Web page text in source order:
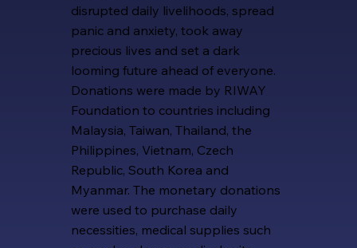
disrupted daily livelihoods, spread
panic and anxiety, took away
precious lives and set a dark
looming future ahead of everyone.
Donations were made by RIWAY
Foundation to countries including
Malaysia, Taiwan, Thailand, the
Philippines, Vietnam, Czech
Republic, South Korea and
Myanmar. The monetary donations
were used to purchase daily
necessities, medical supplies such